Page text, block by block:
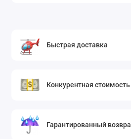
Быстрая доставка
Конкурентная стоимость
Гарантированный